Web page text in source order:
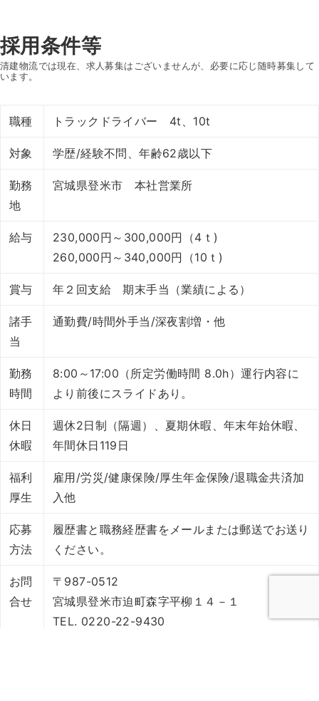
採用条件等
清建物流では現在、求人募集はございませんが、必要に応じ随時募集して
います。
職種 トラックドライバー 4t、10t
対象 学歴/経験不問、年齢62歳以下
勤務
地
宮城県登米市 本社営業所
給与
230,000円～300,000円（4ｔ)
260,000円～340,000円（10ｔ)
賞与 年２回支給 期末手当（業績による）
諸手
当
通勤費/時間外手当/深夜割増・他
勤務
時間
8:00～17:00（所定労働時間 8.0h）運行内容に
より前後にスライドあり。
休日
休暇
週休2日制（隔週）、夏期休暇、年末年始休暇、
年間休日119日
福利
厚生
雇用/労災/健康保険/厚生年金保険/退職金共済加
入他
応募
方法
履歴書と職務経歴書をメールまたは郵送でお送り
ください。
お問
合せ
〒987-0512
宮城県登米市迫町森字平柳１４－１
TEL. 0220-22-9430